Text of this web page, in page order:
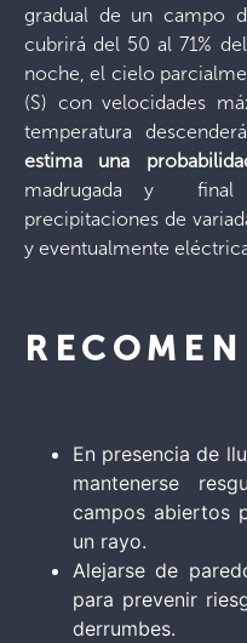
gradual de un campo
cubrirá del 50 al 71%
noche, el cielo
(S) con velocidades
temperatura
estima una
madrugada y
precipitaciones de
y eventualmente
En presencia de
mantenerse
campos abiertos
un rayo.
Alejarse de
para prevenir
derrumbes.